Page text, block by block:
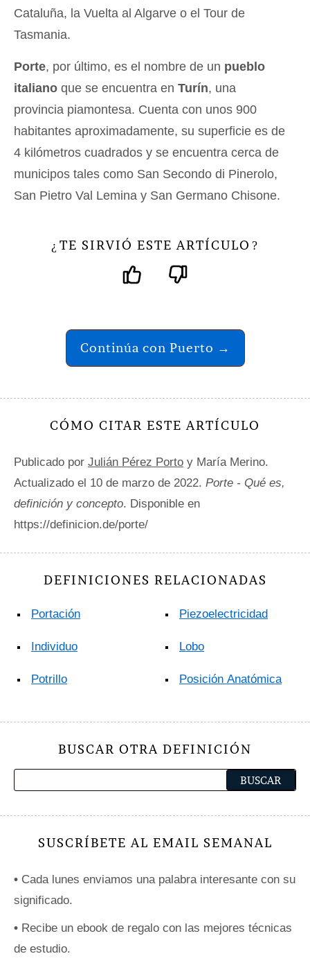
Cataluña, la Vuelta al Algarve o el Tour de
Tasmania.
Porte, por último, es el nombre de un pueblo
italiano que se encuentra en Turín, una
provincia piamontesa. Cuenta con unos 900
habitantes aproximadamente, su superficie es de
4 kilómetros cuadrados y se encuentra cerca de
municipos tales como San Secondo di Pinerolo,
San Pietro Val Lemina y San Germano Chisone.
¿ TE SIRVIÓ ESTE ARTÍCULO ?
Continúa con Puerto →
CÓMO CITAR ESTE ARTÍCULO
Publicado por Julián Pérez Porto y María Merino.
Actualizado el 10 de marzo de 2022. Porte - Qué es,
definición y concepto. Disponible en
https://definicion.de/porte/
DEFINICIONES RELACIONADAS
Portación
Individuo
Potrillo
Piezoelectricidad
Lobo
Posición Anatómica
BUSCAR OTRA DEFINICIÓN
SUSCRÍBETE AL EMAIL SEMANAL
• Cada lunes enviamos una palabra interesante con su
significado.
• Recibe un ebook de regalo con las mejores técnicas
de estudio.